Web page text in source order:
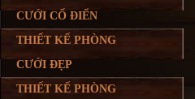
CƯỚI CỔ ĐIỂN
THIẾT KẾ PHÒNG
CƯỚI ĐẸP
THIẾT KẾ PHÒNG